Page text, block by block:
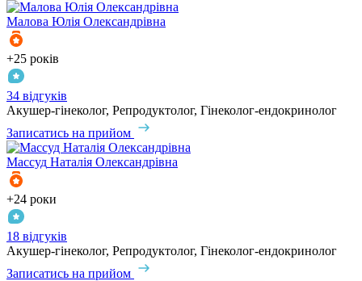
Малова Юлія Олександрівна
+25 років
34 відгуків
Акушер-гінеколог, Репродуктолог, Гінеколог-ендокринолог
Записатись на прийом
Массуд Наталія Олександрівна
+24 роки
18 відгуків
Акушер-гінеколог, Репродуктолог, Гінеколог-ендокринолог
Записатись на прийом